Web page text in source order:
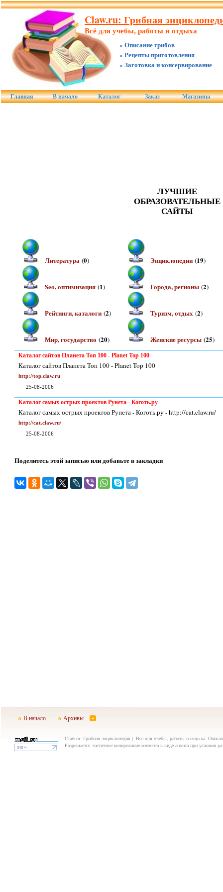
Claw.ru: Грибная
Всё для учебы, работы и отдыха
» Описание грибов
» Рецепты приготовления
» Заготовка и консервирование
Главная В начало Каталог Заказ Магазины
ЛУЧШИЕ
ОБРАЗОВАТЕЛЬНЫЕ
САЙТЫ
Литература(0) Энциклопедии(19)
Seo, оптимизация(1) Города, регионы(2)
Рейтинги, каталоги(2) Туризм, отдых(2)
Мир, государство (20) Женские ресурсы(25)
Каталог сайтов Планета Топ 100 - Planet Top 100
Каталог сайтов Планета Топ 100 - Planet Top 100
http://top.claw.ru
25-08-2006
Каталог самых острых проектов Рунета - Коготь.ру
Каталог самых острых проектов Рунета - Коготь.ру - http://cat.claw.ru/
http://cat.claw.ru/
25-08-2006
Поделитесь этой записью или добавьте в закладки
В начало Архивы
Claw.ru: Грибная энциклопедия |. Всё для учебы, работы и отдыха.
Разрешается частичное копирование контента в виде анонса при условии